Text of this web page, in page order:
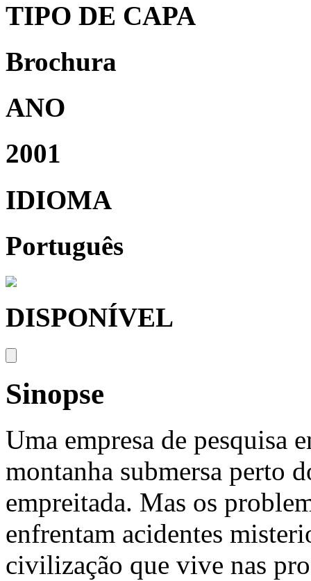
TIPO DE CAPA
Brochura
ANO
2001
IDIOMA
Português
DISPONÍVEL
Sinopse
Uma empresa de pesquisa
montanha submersa perto
empreitada. Mas os
enfrentam acidentes
civilização que vive nas